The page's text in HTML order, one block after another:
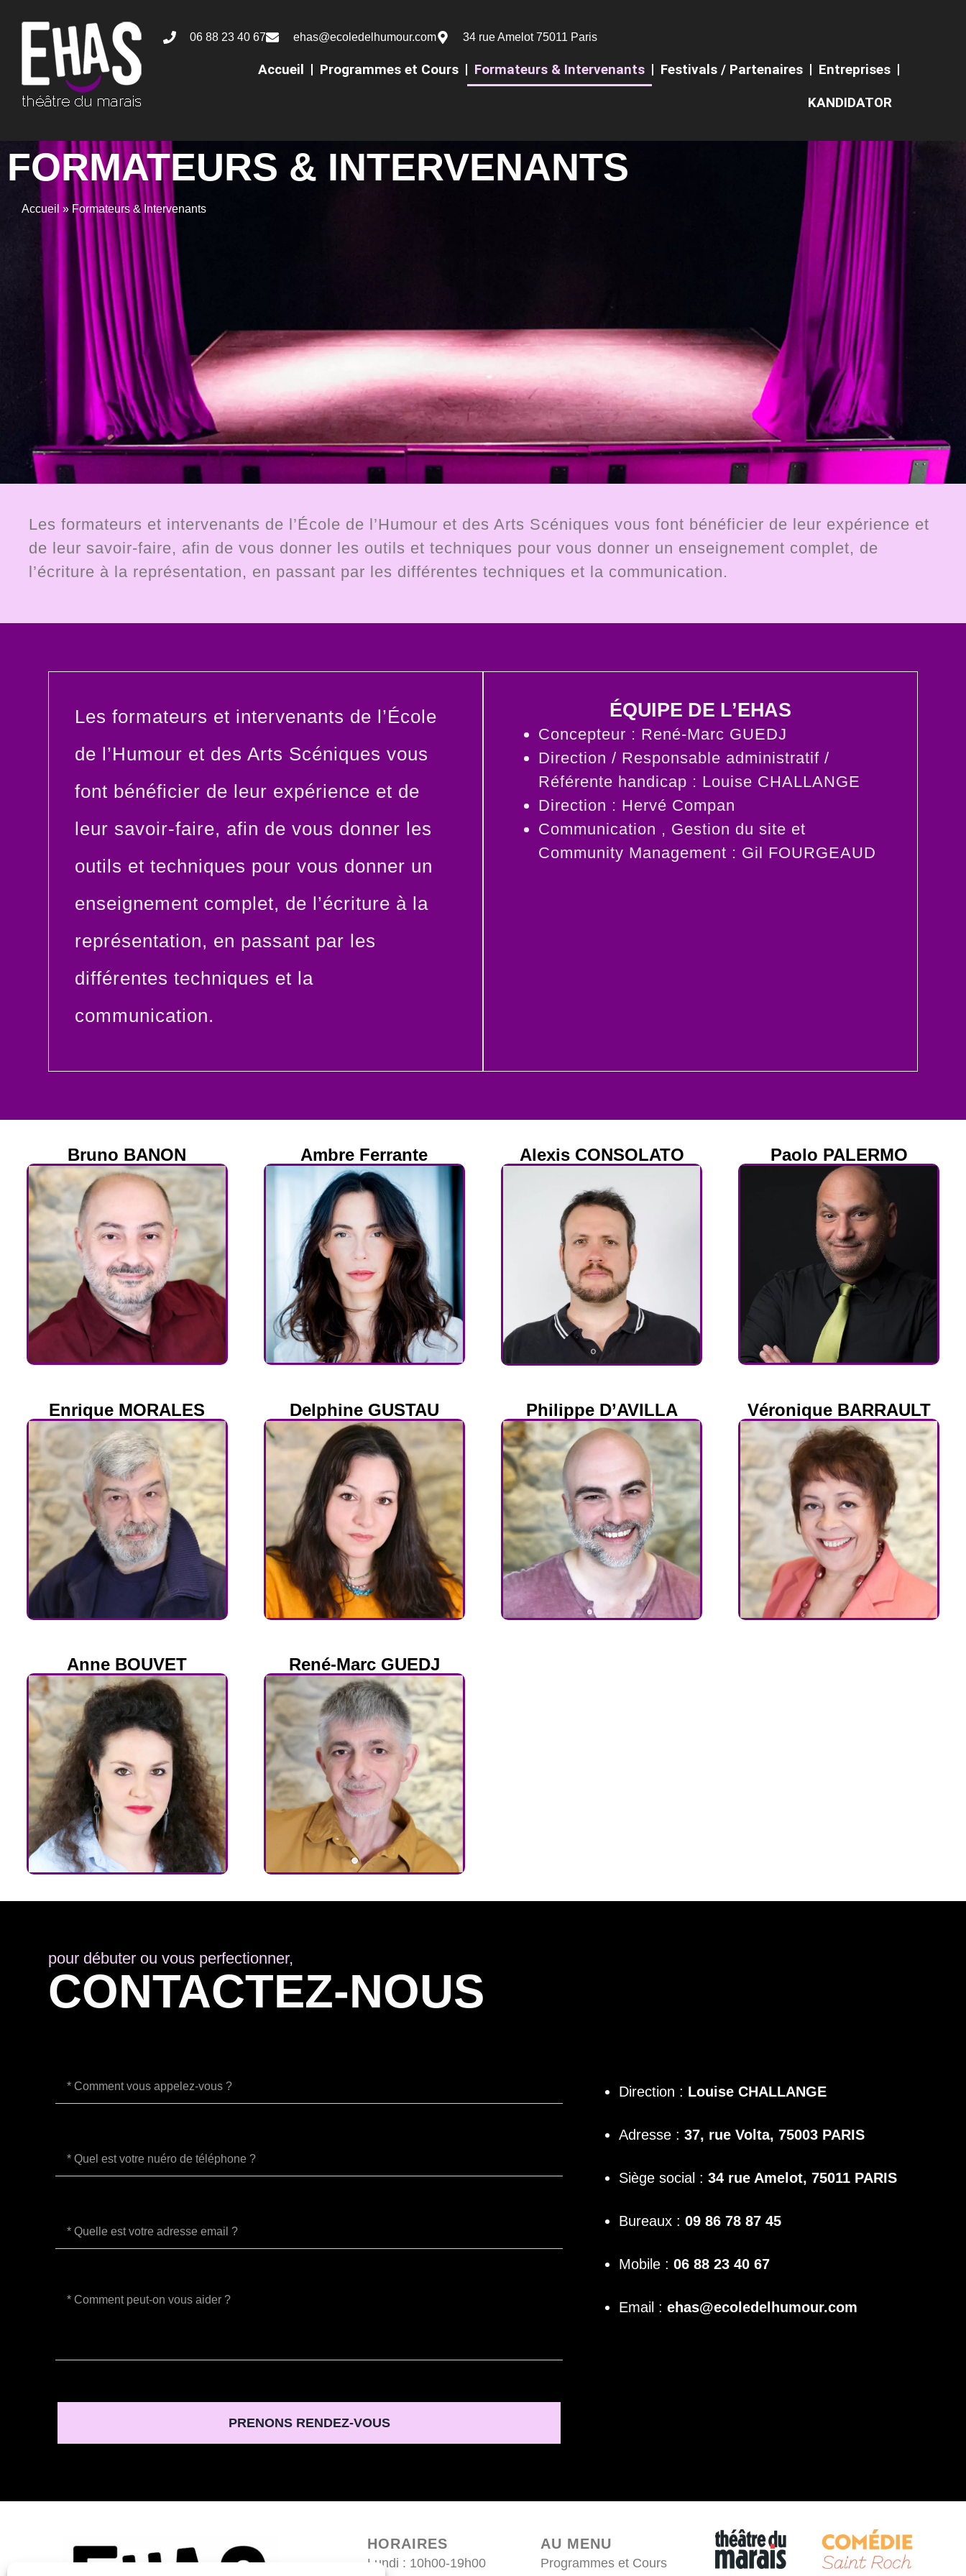
06 88 23 40 67 ehas@ecoledelhumour.com 34 rue Amelot 75011 Paris
Accueil Programmes et Cours Formateurs & Intervenants Festivals / Partenaires Entreprises
KANDIDATOR
FORMATEURS & INTERVENANTS
Accueil » Formateurs & Intervenants
Les formateurs et intervenants de l’École de l’Humour et des Arts Scéniques vous font bénéficier de leur expérience et
de leur savoir-faire, afin de vous donner les outils et techniques pour vous donner un enseignement complet, de
l’écriture à la représentation, en passant par les différentes techniques et la communication.
Les formateurs et intervenants de l’École
de l’Humour et des Arts Scéniques vous
font bénéficier de leur expérience et de
leur savoir-faire, afin de vous donner les
outils et techniques pour vous donner un
enseignement complet, de l’écriture à la
représentation, en passant par les
différentes techniques et la
communication.
ÉQUIPE DE L’EHAS
Concepteur : René-Marc GUEDJ
Direction / Responsable administratif /
Référente handicap : Louise CHALLANGE
Direction : Hervé Compan
Communication , Gestion du site et
Community Management : Gil FOURGEAUD
Bruno BANON Ambre Ferrante Alexis CONSOLATO Paolo PALERMO
Enrique MORALES Delphine GUSTAU Philippe D’AVILLA Véronique BARRAULT
Anne BOUVET René-Marc GUEDJ
pour débuter ou vous perfectionner,
CONTACTEZ-NOUS
PRENONS RENDEZ-VOUS
Direction : Louise CHALLANGE
Adresse :37, rue Volta, 75003 PARIS
Siège social :34 rue Amelot, 75011 PARIS
Bureaux :09 86 78 87 45
Mobile :06 88 23 40 67
Email :ehas@ecoledelhumour.com
HORAIRES
Lundi : 10h00-19h00
AU MENU
Programmes et Cours